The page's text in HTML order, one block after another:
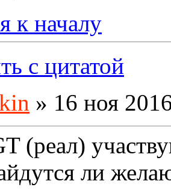
к началу
с цитатой
» 16 ноя
(реал)
ли